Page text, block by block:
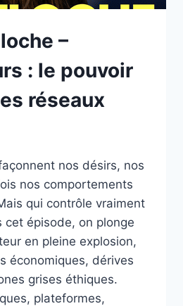
–
: le pouvoir
réseaux
nos désirs, nos
nos comportements
qui contrôle vraiment
cet épisode, on plonge
en pleine explosion,
économiques, dérives
grises éthiques.
plateformes,